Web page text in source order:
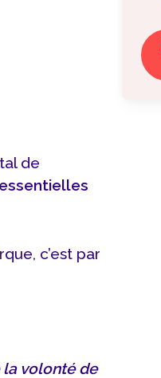
de
c’est par
la volonté de